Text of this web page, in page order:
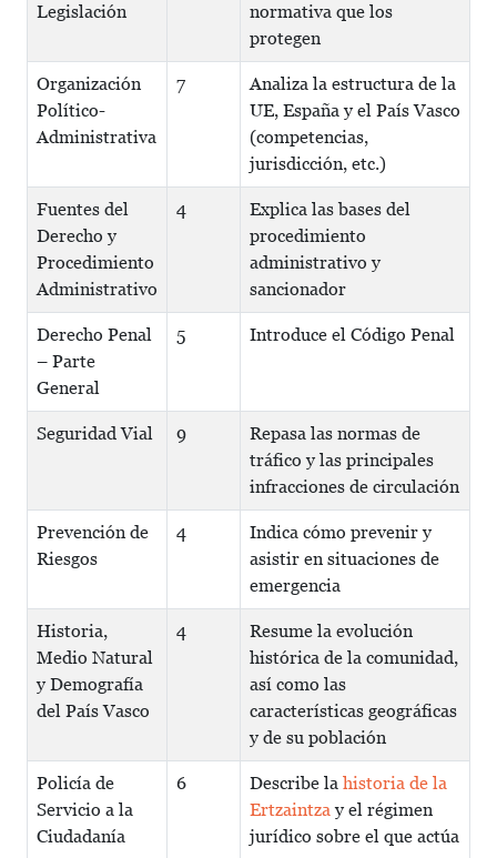
Legislación
normativa que los
protegen
Organización
Político-
Administrativa
7
Analiza la estructura de la
UE, España y el País Vasco
(competencias,
jurisdicción, etc.)
Fuentes del
Derecho y
Procedimiento
Administrativo
4
Explica las bases del
procedimiento
administrativo y
sancionador
Derecho Penal
– Parte
General
5 Introduce el Código Penal
Seguridad Vial 9
Repasa las normas de
tráfico y las principales
infracciones de circulación
Prevención de
Riesgos
4
Indica cómo prevenir y
asistir en situaciones de
emergencia
Historia,
Medio Natural
y Demografía
del País Vasco
4
Resume la evolución
histórica de la comunidad,
así como las
características geográficas
y de su población
Policía de
Servicio a la
Ciudadanía
6 Describe la historia de la
Ertzaintzay el régimen
jurídico sobre el que actúa